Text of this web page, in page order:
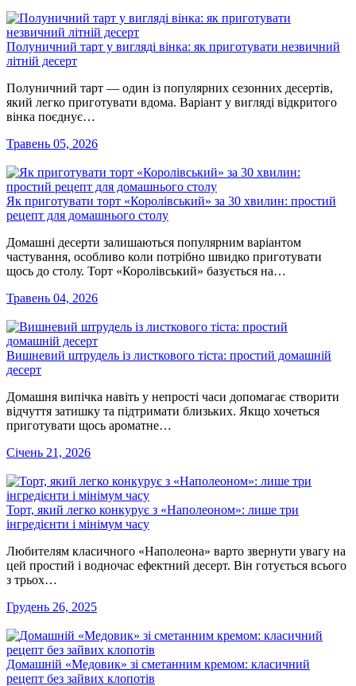
Полуничний тарт у вигляді вінка: як приготувати незвичний
літній десерт
Полуничний тарт — один із популярних сезонних десертів,
який легко приготувати вдома. Варіант у вигляді відкритого
вінка поєднує…
Травень 05, 2026
Як приготувати торт «Королівський» за 30 хвилин: простий
рецепт для домашнього столу
Домашні десерти залишаються популярним варіантом
частування, особливо коли потрібно швидко приготувати
щось до столу. Торт «Королівський» базується на…
Травень 04, 2026
Вишневий штрудель із листкового тіста: простий домашній
десерт
Домашня випічка навіть у непрості часи допомагає створити
відчуття затишку та підтримати близьких. Якщо хочеться
приготувати щось ароматне…
Січень 21, 2026
Торт, який легко конкурує з «Наполеоном»: лише три
інгредієнти і мінімум часу
Любителям класичного «Наполеона» варто звернути увагу на
цей простий і водночас ефектний десерт. Він готується всього
з трьох…
Грудень 26, 2025
Домашній «Медовик» зі сметанним кремом: класичний
рецепт без зайвих клопотів